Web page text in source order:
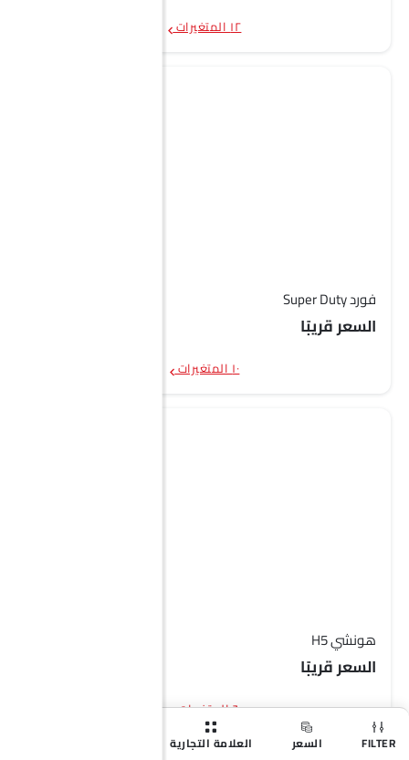
١٢ المتغيرات
فورد Super Duty
السعر قريبًا
١٠ المتغيرات
هونشي H5
السعر قريبًا
٦ المتغيرات
FILTER السعر العلامة التجارية